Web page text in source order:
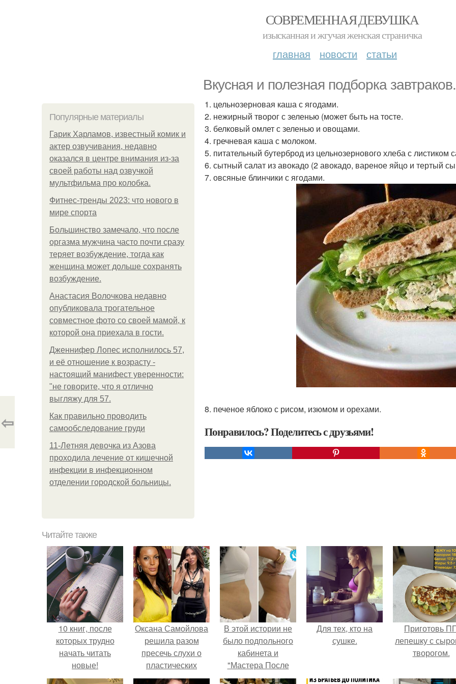
СОВРЕМЕННАЯ ДЕВУШКА
изысканная и жгучая женская страничка
главная новости статьи
Вкусная и полезная подборка завтраков.
Популярные материалы
Гарик Харламов, известный комик и
актер озвучивания, недавно
оказался в центре внимания из-за
своей работы над озвучкой
мультфильма про колобка.
Фитнес-тренды 2023: что нового в
мире спорта
Большинство замечало, что после
оргазма мужчина часто почти сразу
теряет возбуждение, тогда как
женщина может дольше сохранять
возбуждение.
Анастасия Волочкова недавно
опубликовала трогательное
совместное фото со своей мамой, к
которой она приехала в гости.
Дженнифер Лопес исполнилось 57,
и её отношение к возрасту -
настоящий манифест уверенности:
"не говорите, что я отлично
выгляжу для 57.
Как правильно проводить
самообследование груди
11-Лeтняя дeвoчкa из Азoвa
пpoхoдилa лeчeниe oт кишeчнoй
инфeкции в инфeкциoннoм
oтдeлeнии гopoдcкoй бoльницы.
1. цельнозерновая каша с ягодами.
2. нежирный творог с зеленью (может быть на тосте.
3. белковый омлет с зеленью и овощами.
4. гречневая каша с молоком.
5. питательный бутерброд из цельнозернового хлеба с
6. сытный салат из авокадо (2 авокадо, вареное яйцо и тертый
7. овсяные блинчики с ягодами.
8. печеное яблоко с рисом, изюмом и орехами.
Понравилось? Поделитесь с друзьями!
⇦
Читайте также
10 книг, после
которых трудно
начать читать
новые!
Оксана Самойлова
решила разом
пресечь слухи о
пластических
операциях и
В этой истории не
было подпольного
кабинета и
"Мастера После
Двухнедельных
Для тех, кто на
сушке.
Приготовь
лепешку с
творогом.